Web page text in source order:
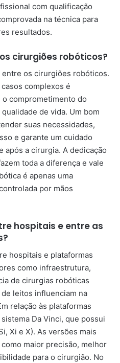
com qualificação
na técnica para
resultados.
cirurgiões robóticos?
os cirurgiões robóticos.
complexos é
comprometimento do
de vida. Um bom
suas necessidades,
e garante um cuidado
após a cirurgia. A dedicação
toda a diferença e vale
é apenas uma
por mãos
hospitais e entre as
hospitais e plataformas
como infraestrutura,
de cirurgias robóticas
leitos influenciam na
relação às plataformas
Da Vinci, que possui
Xi e X). As versões mais
maior precisão, melhor
para o cirurgião. No